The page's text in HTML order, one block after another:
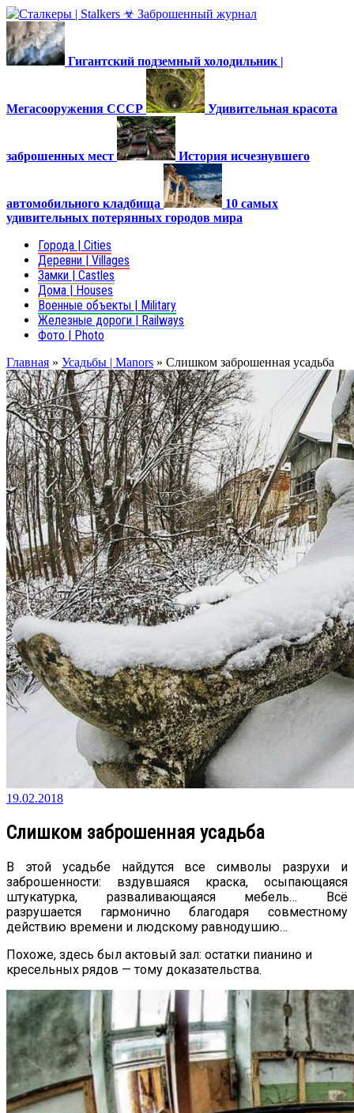
Гигантский подземный холодильник |
Мегасооружения СССР Удивительная красота
заброшенных мест История исчезнувшего
автомобильного кладбища
10 самых
удивительных потерянных городов мира
Города | Cities
Деревни | Villages
Замки | Castles
Дома | Houses
Военные объекты | Military
Железные дороги | Railways
Фото | Photo
Главная » Усадьбы | Manors » Слишком заброшенная усадьба
19.02.2018
Слишком заброшенная усадьба
В этой усадьбе найдутся все символы разрухи и
заброшенности: вздувшаяся краска, осыпающаяся
штукатурка, разваливающаяся мебель… Всё
разрушается гармонично благодаря совместному
действию времени и людскому равнодушию…
Похоже, здесь был актовый зал: остатки пианино и
кресельных рядов — тому доказательства.